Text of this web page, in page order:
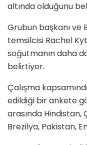
altında olduğunu
Grubun başkanı ve
temsilcisi Rachel
soğutmanın daha
belirtiyor.
Çalışma
edildiği bir ankete
arasında Hindistan,
Brezilya, Pakistan,